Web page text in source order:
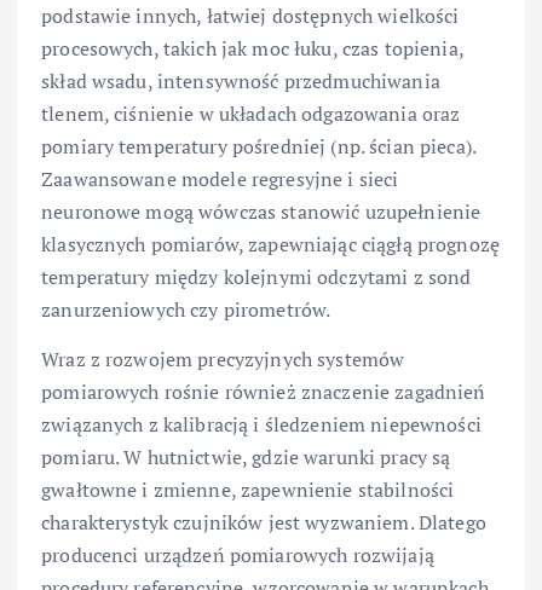
podstawie innych, łatwiej dostępnych wielkości
procesowych, takich jak moc łuku, czas topienia,
skład wsadu, intensywność przedmuchiwania
tlenem, ciśnienie w układach odgazowania oraz
pomiary temperatury pośredniej (np. ścian pieca).
Zaawansowane modele regresyjne i sieci
neuronowe mogą wówczas stanowić uzupełnienie
klasycznych pomiarów, zapewniając ciągłą prognozę
temperatury między kolejnymi odczytami z sond
zanurzeniowych czy pirometrów.
Wraz z rozwojem precyzyjnych systemów
pomiarowych rośnie również znaczenie zagadnień
związanych z kalibracją i śledzeniem niepewności
pomiaru. W hutnictwie, gdzie warunki pracy są
gwałtowne i zmienne, zapewnienie stabilności
charakterystyk czujników jest wyzwaniem. Dlatego
producenci urządzeń pomiarowych rozwijają